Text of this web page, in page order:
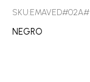
SKU:EMAVED#02A#
NEGRO